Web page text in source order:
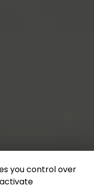
you control over